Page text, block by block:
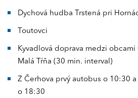
Dychová hudba Trstená pri
Toutovci
Kyvadlová doprava medzi obcami
Malá Tŕňa (30 min. interval)
Z Čerhova prvý autobus o 10:30
o 18:30